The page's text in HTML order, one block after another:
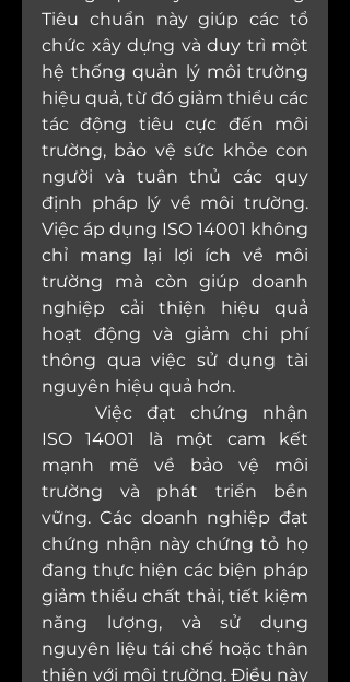
Tiêu chuẩn này giúp các tổ
chức xây dựng và duy trì một
hệ thống quản lý môi trường
hiệu quả, từ đó giảm thiểu các
tác động tiêu cực đến môi
trường, bảo vệ sức khỏe con
người và tuân thủ các quy
định pháp lý về môi trường.
Việc áp dụng ISO 14001 không
chỉ mang lại lợi ích về môi
trường mà còn giúp doanh
nghiệp cải thiện hiệu quả
hoạt động và giảm chi phí
thông qua việc sử dụng tài
nguyên hiệu quả hơn.
ISO 14001 là một cam kết
mạnh mẽ về bảo vệ môi
trường và phát triển bền
vững. Các doanh nghiệp đạt
chứng nhận này chứng tỏ họ
đang thực hiện các biện pháp
giảm thiểu chất thải, tiết kiệm
năng lượng, và sử dụng
nguyên liệu tái chế hoặc thân
thiện với môi trường. Điều này